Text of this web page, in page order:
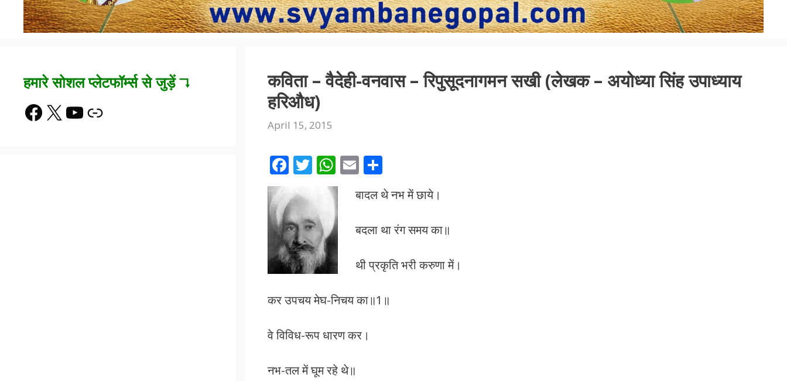
कविता – वैदेही-वनवास – रिपुसूदनागमन सखी (लेखक – अयोध्या सिंह उपाध्याय
हरिऔध)
April 15, 2015
F
e
b
o
o
k
T
itt
er
W
h
s
A
p
p
E
ai
l
h
ar
e
बादल थे नभ में छाये।
बदला था रंग समय का॥
थी प्रकृति भरी करुणा में।
कर उपचय मेघ-निचय का॥1॥
वे विविध-रूप धारण कर।
नभ-तल में घूम रहे थे॥
हमारे सोशल प्लेटफॉर्म्स से जुड़ें ↴
Facebook
X YouTube
Link